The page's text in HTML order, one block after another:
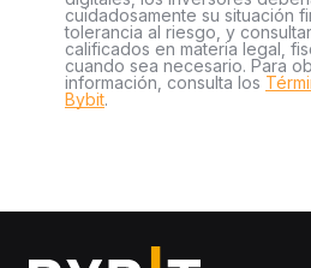
cuidadosamente su situación
tolerancia al riesgo, y
calificados en materia legal,
cuando sea necesario. Para
información, consulta los
Bybit.